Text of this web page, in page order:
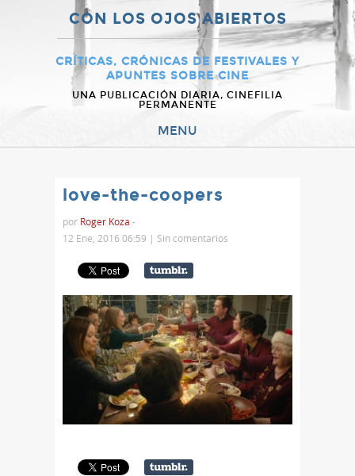
CON LOS OJOS ABIERTOS
CRÍTICAS, CRÓNICAS DE FESTIVALES Y
APUNTES SOBRE CINE
UNA PUBLICACIÓN DIARIA, CINEFILIA
PERMANENTE
MENU
love-the-coopers
por Roger Koza -
12 Ene, 2016 06:59 | Sin comentarios